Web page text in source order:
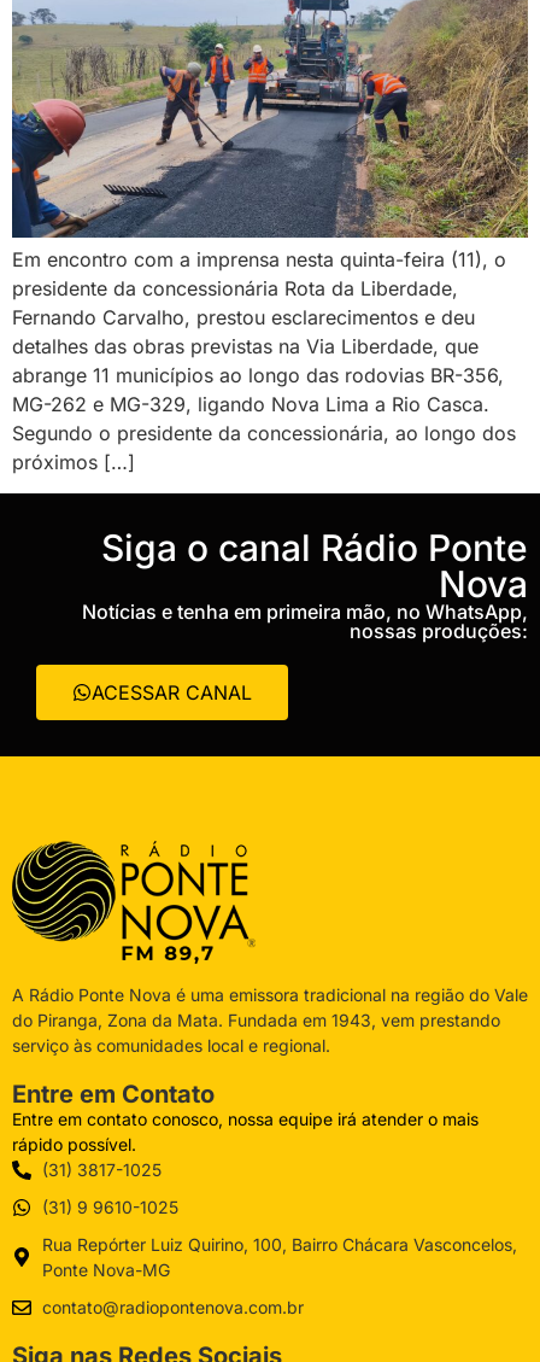
Em encontro com a imprensa nesta quinta-feira (11), o
presidente da concessionária Rota da Liberdade,
Fernando Carvalho, prestou esclarecimentos e deu
detalhes das obras previstas na Via Liberdade, que
abrange 11 municípios ao longo das rodovias BR-356,
MG-262 e MG-329, ligando Nova Lima a Rio Casca.
Segundo o presidente da concessionária, ao longo dos
próximos […]
‎Siga o canal Rádio Ponte
Nova
Notícias e tenha em primeira mão, no WhatsApp,
nossas produções:
ACESSAR CANAL
A Rádio Ponte Nova é uma emissora tradicional na região do Vale
do Piranga, Zona da Mata. Fundada em 1943, vem prestando
serviço às comunidades local e regional.
Entre em Contato
Entre em contato conosco, nossa equipe irá atender o mais
rápido possível.
(31) 3817-1025
(31) 9 9610-1025
Rua Repórter Luiz Quirino, 100, Bairro Chácara Vasconcelos,
Ponte Nova-MG
contato@radiopontenova.com.br
Siga nas Redes Sociais